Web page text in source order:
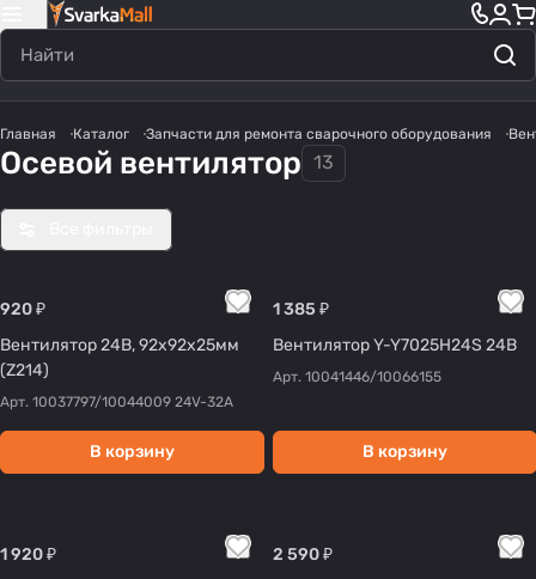
Главная Каталог Запчасти для ремонта сварочного оборудования
Осевой вентилятор 13
920 ₽
Вентилятор 24В, 92х92х25мм
(Z214)
Арт. 10037797/10044009 24V-32A
В корзину
1 385 ₽
Вентилятор Y-Y7025H24S 24В
Арт. 10041446/10066155
В корзину
1 920 ₽
2 590 ₽